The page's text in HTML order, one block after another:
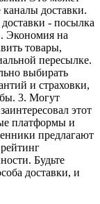
доставки.
- посылка
Экономия на
товары,
пересылке.
выбирать
и страховки,
3. Могут
этот
платформы и
предлагают
Будьте
доставки, и